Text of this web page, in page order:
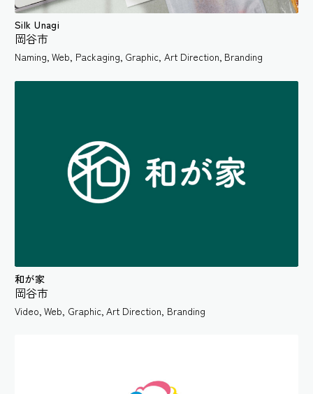
Silk Unagi
岡谷市
Naming, Web, Packaging, Graphic, Art Direction, Branding
和が家
岡谷市
Video, Web, Graphic, Art Direction, Branding